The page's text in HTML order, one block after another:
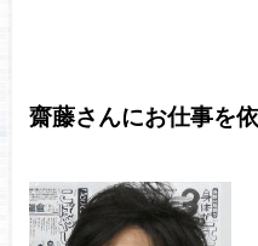
齋藤さんにお仕事を